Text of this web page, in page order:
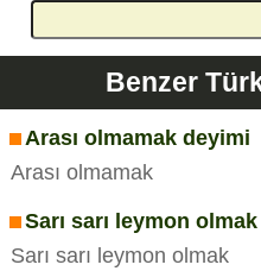
Benzer
Arası olmamak deyimi
Arası olmamak
Sarı sarı leymon
Sarı sarı leymon olmak